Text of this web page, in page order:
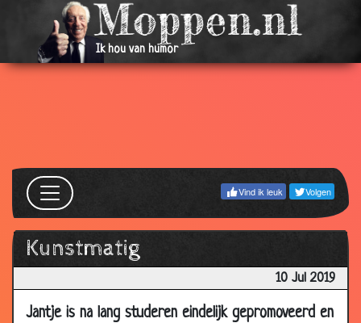
Ik hou van humor
Vind ik leuk Volgen
Kunstmatig
10 Jul 2019
Jantje is na lang studeren eindelijk gepromoveerd en